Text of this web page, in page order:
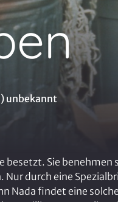
unbekannt
besetzt. Sie
Nur durch eine
Nada findet eine